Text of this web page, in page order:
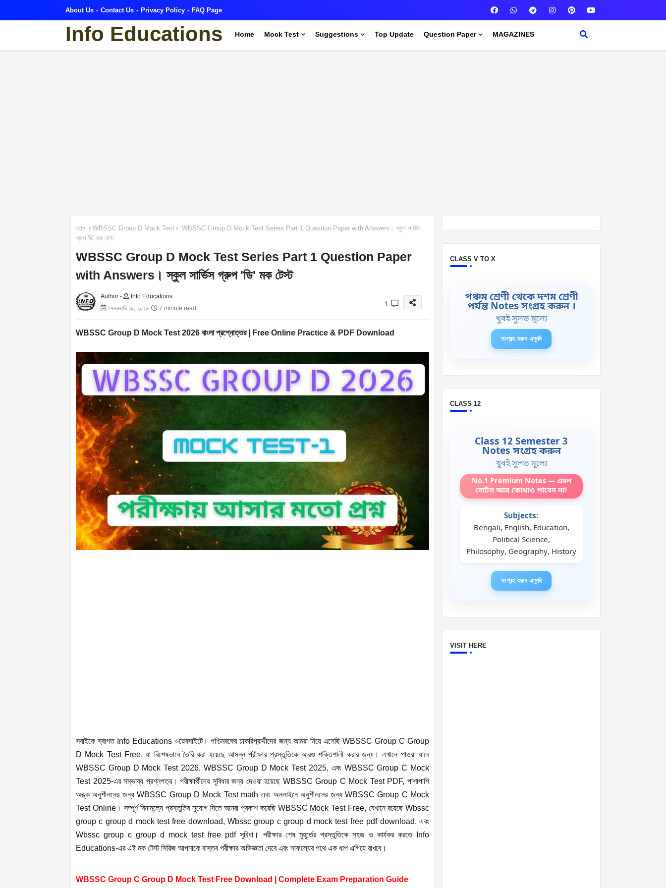
About Us Contact Us Privacy Policy FAQ Page
Info Educations Home Mock Test Suggestions Top Update Question Paper MAGAZINES
হোম WBSSC Group D Mock Test
WBSSC Group D Mock Test Series Part 1 Question Paper with Answers। স্কুল সার্ভিস
গ্রুপ 'ডি' মক টেস্ট
WBSSC Group D Mock Test Series Part 1 Question Paper
with Answers। স্কুল সার্ভিস গ্রুপ 'ডি' মক টেস্ট
Author -
Info Educations
ফেব্রুয়ারি ১৯, ২০২৬
7 minute read
1
WBSSC Group D Mock Test 2026 বাংলা প্রশ্নোত্তর | Free Online Practice & PDF Download
সবাইকে স্বাগত Info Educations ওয়েবসাইটে। পশ্চিমবঙ্গের চাকরিপ্রার্থীদের জন্য আমরা নিয়ে এসেছি WBSSC Group C Group
D Mock Test Free, যা বিশেষভাবে তৈরি করা হয়েছে আসন্ন পরীক্ষার প্রস্তুতিকে আরও শক্তিশালী করার জন্য। এখানে পাওয়া যাবে
WBSSC Group D Mock Test 2026, WBSSC Group D Mock Test 2025, এবং WBSSC Group C Mock
Test 2025-এর সম্ভাব্য প্রশ্নপত্র। পরীক্ষার্থীদের সুবিধার জন্য দেওয়া হয়েছে WBSSC Group C Mock Test PDF, পাশাপাশি
অঙ্ক অনুশীলনের জন্য WBSSC Group D Mock Test math এবং অনলাইনে অনুশীলনের জন্য WBSSC Group C Mock
Test Online। সম্পূর্ণ বিনামূল্যে প্রস্তুতির সুযোগ দিতে আমরা প্রকাশ করেছি WBSSC Mock Test Free, যেখানে রয়েছে Wbssc
group c group d mock test free download, Wbssc group c group d mock test free pdf download, এবং
Wbssc group c group d mock test free pdf সুবিধা। পরীক্ষার শেষ মুহূর্তের প্রস্তুতিকে সহজ ও কার্যকর করতে Info
Educations-এর এই মক টেস্ট সিরিজ আপনাকে বাস্তব পরীক্ষার অভিজ্ঞতা দেবে এবং সাফল্যের পথে এক ধাপ এগিয়ে রাখবে।
WBSSC Group C Group D Mock Test Free Download | Complete Exam Preparation Guide
CLASS V TO X
পঞ্চম শ্রেণী থেকে দশম শ্রেণী
পর্যন্ত Notes সংগ্রহ করুন ।
খুবই সুলভ মূল্যে
সংগ্রহ করুন এক্ষুনি
CLASS 12
Class 12 Semester 3
Notes সংগ্রহ করুন
খুবই সুলভ মূল্যে
No.1 Premium Notes — এমন
নোটস আর কোথাও পাবেন না!
Subjects:
Bengali, English, Education,
Political Science,
Philosophy, Geography, History
সংগ্রহ করুন এক্ষুনি
VISIT HERE